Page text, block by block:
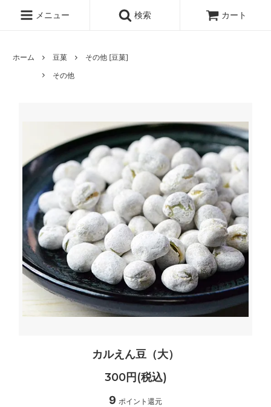
メニュー 検索 カート
ホーム 豆菓
その他 [豆菓]
その他
カルえん豆（大）
300円(税込)
9 ポイント還元